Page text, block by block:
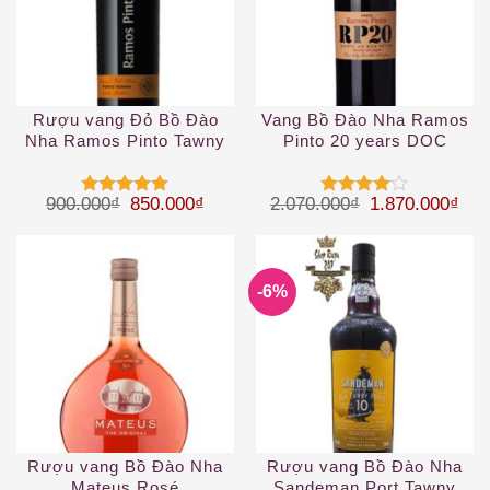
Rượu vang Đỏ Bồ Đào
Nha Ramos Pinto Tawny
Được xếp
900.000₫ Giá gốc là: 900.000₫.
850.000₫ Giá hiện tại là: 850.000₫.
Vang Bồ Đào Nha Ramos
Pinto 20 years DOC
Được
45 sao
2.070.000₫ Giá gốc là:
1.870.000₫
Rượu vang Bồ Đào Nha
-6%
Rượu vang Bồ Đào Nha